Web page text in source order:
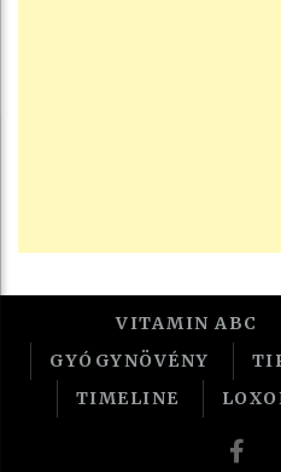
VITAMIN ABC
GYÓGYNÖVÉNY
TIMELINE